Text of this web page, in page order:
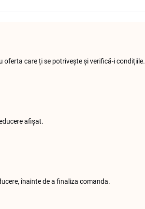
oferta care ți se potrivește și verifică-i condițiile.
afișat.
înainte de a finaliza comanda.